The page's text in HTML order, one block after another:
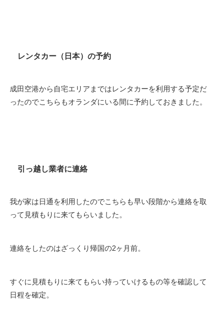
レンタカー（日本）の予約
成田空港から自宅エリアまではレンタカーを利用する予定だ
ったのでこちらもオランダにいる間に予約しておきました。
引っ越し業者に連絡
我が家は日通を利用したのでこちらも早い段階から連絡を取
って見積もりに来てもらいました。
連絡をしたのはざっくり帰国の2ヶ月前。
すぐに見積もりに来てもらい持っていけるもの等を確認して
日程を確定。